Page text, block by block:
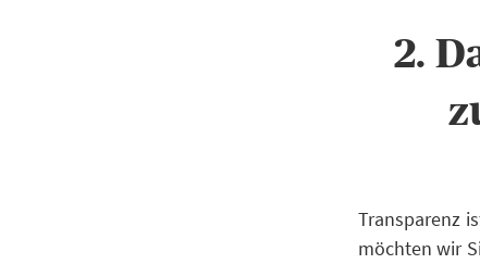
2.
Transparenz
möchten wir